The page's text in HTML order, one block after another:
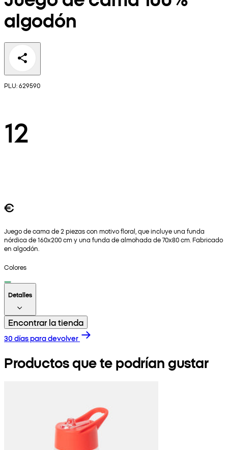
algodón
PLU: 629590
12
€
Juego de cama de 2 piezas con motivo floral, que incluye una funda
nórdica de 160x200 cm y una funda de almohada de 70x80 cm. Fabricado
en algodón.
Colores
Detalles
Encontrar la tienda
30 días para devolver
Productos que te podrían gustar